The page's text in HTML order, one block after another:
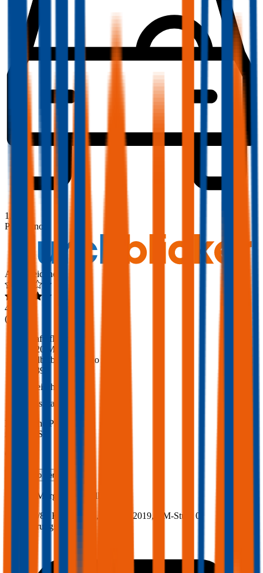
1,8
Produktnote
Ausgezeichnet
4,6
(
Haftpflicht
€ 20 Mio.
Selbstbehalt Kasko
€ 390
Freischaden
Assistance
Monatliche Prämie
inkl. mVSt.
€ 89,35
Teilkasko berechnen
Morgan 4/4, Vollkasko
111.4 PS/82 KW, benzin, Baujahr 2019, BM-Stufe 0
Versicherungsnehmer 30 Jahre